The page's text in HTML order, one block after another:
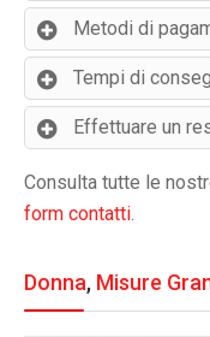
Metodi di
Tempi di
Effettuare un
Consulta tutte le
form contatti.
Donna, Misure